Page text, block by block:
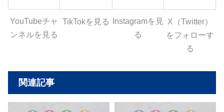
YouTubeチャ
ンネルを見る
TikTokを見る
Instagramを見
る
X（Twitter）
をフォローす
る
関連記事